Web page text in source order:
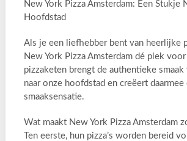
New York Pizza Amsterdam: Een Stukje
Hoofdstad
Als je een liefhebber bent van heerlijke
New York Pizza Amsterdam dé plek
pizzaketen brengt de authentieke smaak
naar onze hoofdstad en creëert daarmee
smaaksensatie.
Wat maakt New York Pizza Amsterdam
Ten eerste, hun pizza’s worden bereid